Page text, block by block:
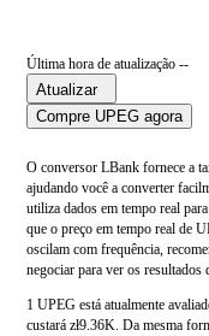
Última hora de atualização --
Atualizar
Compre UPEG agora
O conversor LBank fornece a
ajudando você a converter
utiliza dados em tempo real
que o preço em tempo real de
oscilam com frequência,
negociar para ver os resultados
1 UPEG está atualmente
custará zł9.36K. Da mesma